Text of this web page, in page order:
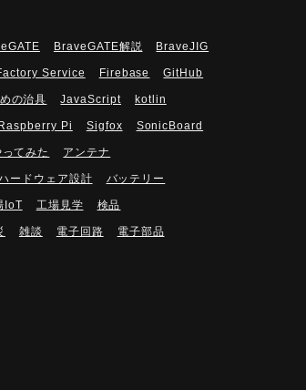
BraveGATE解説 BraveJIG
Service Firebase GitHub
の治具 JavaScript kotlin
Raspberry Pi Sigfox SonicBoard
ってみた アンテナ
ードウェア設計 バッテリー
IoT 工場見学 検品
雑談 電子回路 電子部品